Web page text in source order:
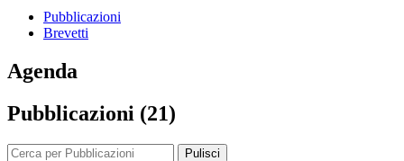
Pubblicazioni
Brevetti
Agenda
Pubblicazioni (21)
Pulisci